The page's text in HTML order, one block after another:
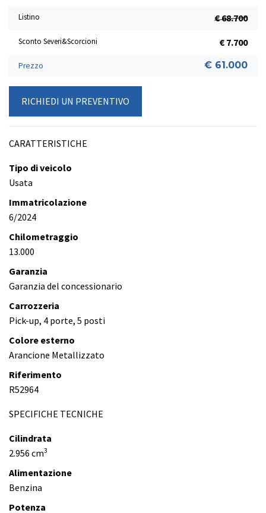
Listino € 68.700
Sconto Severi&Scorcioni € 7.700
Prezzo € 61.000
RICHIEDI UN PREVENTIVO
CARATTERISTICHE
Tipo di veicolo
Usata
Immatricolazione
6/2024
Chilometraggio
13.000
Garanzia
Garanzia del concessionario
Carrozzeria
Pick-up, 4 porte, 5 posti
Colore esterno
Arancione Metallizzato
Riferimento
R52964
SPECIFICHE TECNICHE
Cilindrata
2.956 cm3
Alimentazione
Benzina
Potenza